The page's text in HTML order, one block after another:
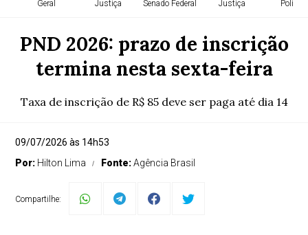
Geral Justiça Senado Federal Justiça Política
PND 2026: prazo de inscrição
termina nesta sexta-feira
Taxa de inscrição de R$ 85 deve ser paga até dia 14
09/07/2026 às 14h53
Por: Hilton Lima Fonte:Agência Brasil
Compartilhe: